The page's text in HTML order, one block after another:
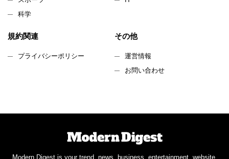
科学
規約関連
プライバシーポリシー
その他
運営情報
お問い合わせ
Modern Digest is your trend, news, business, entertainment, website.